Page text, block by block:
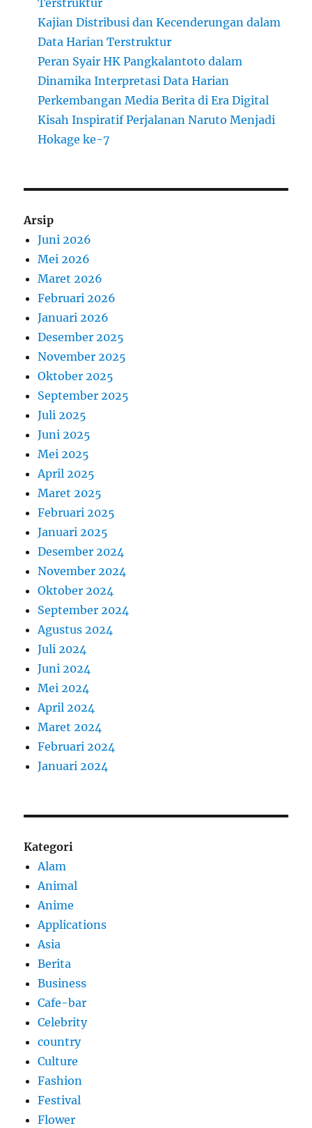
Terstruktur
Kajian Distribusi dan Kecenderungan dalam
Data Harian Terstruktur
Peran Syair HK Pangkalantoto dalam
Dinamika Interpretasi Data Harian
Perkembangan Media Berita di Era Digital
Kisah Inspiratif Perjalanan Naruto Menjadi
Hokage ke-7
Arsip
Juni 2026
Mei 2026
Maret 2026
Februari 2026
Januari 2026
Desember 2025
November 2025
Oktober 2025
September 2025
Juli 2025
Juni 2025
Mei 2025
April 2025
Maret 2025
Februari 2025
Januari 2025
Desember 2024
November 2024
Oktober 2024
September 2024
Agustus 2024
Juli 2024
Juni 2024
Mei 2024
April 2024
Maret 2024
Februari 2024
Januari 2024
Kategori
Alam
Animal
Anime
Applications
Asia
Berita
Business
Cafe-bar
Celebrity
country
Culture
Fashion
Festival
Flower